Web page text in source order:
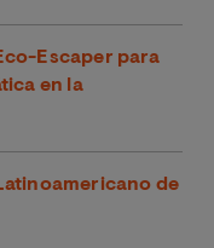
Escaper para
en la
de